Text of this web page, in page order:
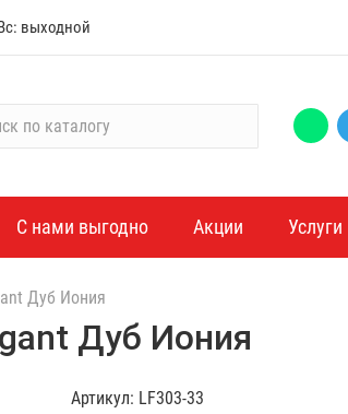
выходной
С нами выгодно Акции Услуги
Дуб Иония
Дуб Иония
Артикул: LF303-33